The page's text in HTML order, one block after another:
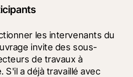
les intervenants du
invite des sous-
de travaux à
a déjà travaillé avec